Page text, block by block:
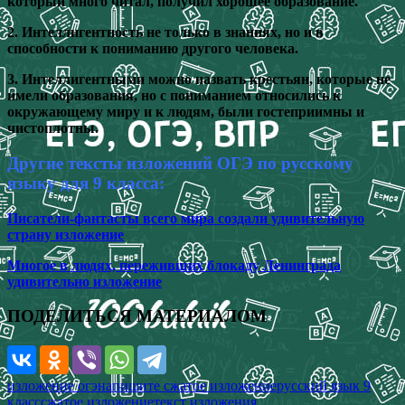
2. Интеллигентность не только в знаниях, но и в
способности к пониманию другого человека.
3. Интеллигентными можно назвать крестьян, которые не
имели образования, но с пониманием относились к
окружающему миру и к людям, были гостеприимны и
чистоплотны.
Другие тексты изложений ОГЭ по русскому
языку для 9 класса:
Писатели-фантасты всего мира создали удивительную
страну изложение
Многое в людях, переживших блокаду Ленинграда
удивительно изложение
ПОДЕЛИТЬСЯ МАТЕРИАЛОМ
изложение огэнапишите сжатое изложениерусский язык 9
класссжатое изложениетекст изложения